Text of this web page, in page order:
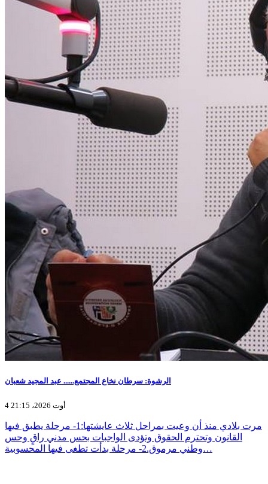
الرشوة: سرطان نخاع المجتمع...... عبد المجيد شعبان
4 أوت 2026، 21:15
مرت بلادي منذ أن وعيت بمراحل ثلاث عايشتها:1- مرحلة يطبق فيها
القانون وتحترم الحقوق وتؤدى الواجبات بحس مدني راقٍ وحس
وطني مرموق.2- مرحلة بدأت تطغى فيها المحسوبية…